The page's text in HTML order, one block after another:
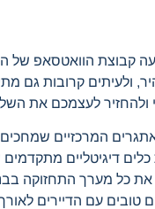
קבוצת הוואטסאפ של
ולעיתים קרובות גם
ולהחזיר לעצמכם את
המרכזיים
דיגיטליים
את כל מערך התחזוקה
טובים עם הדיירים